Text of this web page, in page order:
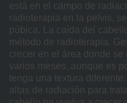
está en el campo de
radioterapia en la pelvis,
púbica. La caída del
método de radioterapia.
crecer en el área donde
varios meses, aunque es
tenga una textura
altas de radiación para